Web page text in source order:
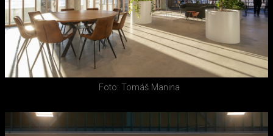
Foto: Tomáš Manina